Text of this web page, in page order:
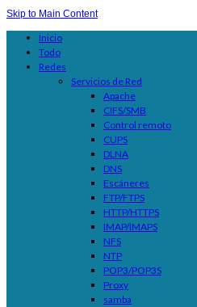
Skip to Main Content
Inicio
Todo
Redes
Servicios de Red
Apache
CIFS/SMB
Control remoto
CUPS
DLNA
DNS
Escáneres
FTP/FTPS
HTTP/HTTPS
IMAP/IMAPS
NFS
NTP
POP3/POP3S
Proxy
samba